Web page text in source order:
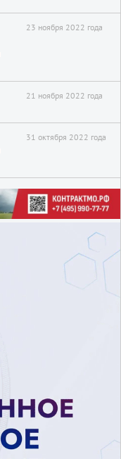
23 ноября 2022 года
21 ноября 2022 года
31 октября 2022 года